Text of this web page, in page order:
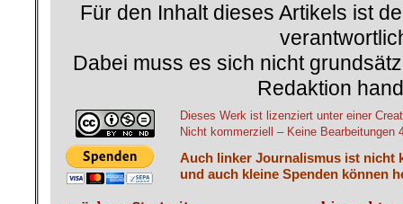
Für den Inhalt dieses Artikels ist
Dabei muss es sich nicht
Redaktion
Dieses Werk ist lizenziert unter einer
Nicht kommerziell – Keine Bearbeitungen
Auch linker Journalismus ist nicht
und auch kleine Spenden können